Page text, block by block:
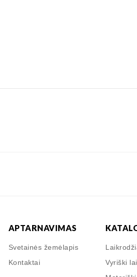
APTARNAVIMAS
Svetainės žemėlapis
Kontaktai
Vyriški